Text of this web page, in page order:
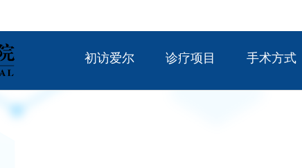
初访爱尔 诊疗项目 手术方式